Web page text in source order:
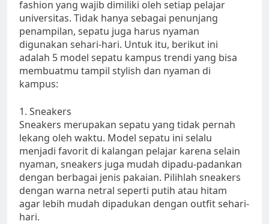
fashion yang wajib dimiliki oleh setiap pelajar
universitas. Tidak hanya sebagai penunjang
penampilan, sepatu juga harus nyaman
digunakan sehari-hari. Untuk itu, berikut ini
adalah 5 model sepatu kampus trendi yang bisa
membuatmu tampil stylish dan nyaman di
kampus:
1. Sneakers
Sneakers merupakan sepatu yang tidak pernah
lekang oleh waktu. Model sepatu ini selalu
menjadi favorit di kalangan pelajar karena selain
nyaman, sneakers juga mudah dipadu-padankan
dengan berbagai jenis pakaian. Pilihlah sneakers
dengan warna netral seperti putih atau hitam
agar lebih mudah dipadukan dengan outfit sehari-
hari.